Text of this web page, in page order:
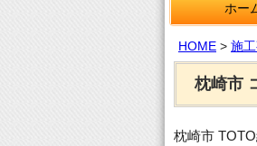
ホー
HOME > 施
枕崎市
枕崎市